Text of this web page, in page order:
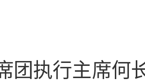
团执行主席何